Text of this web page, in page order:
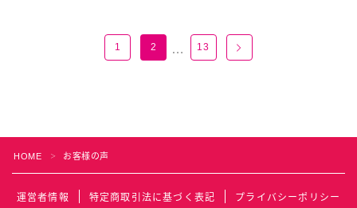
Follow Me
1 2 … 13
HOME ＞ お客様の声
運営者情報 特定商取引法に基づく表記 プライバシーポリシー